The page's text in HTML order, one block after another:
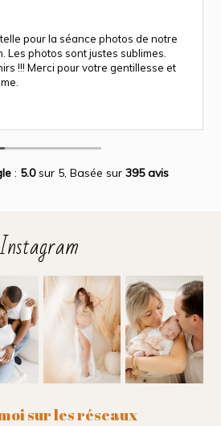
pour la séance photos de notre
Les photos sont justes sublimes.
!!! Merci pour votre gentillesse et
: 5.0sur 5, Basée sur 395 avis
sur les réseaux